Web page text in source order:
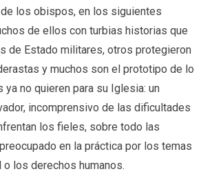
los obispos, en los siguientes
de ellos con turbias historias que
de Estado militares, otros protegieron
y muchos son el prototipo de lo
no quieren para su Iglesia: un
incomprensivo de las dificultades
los fieles, sobre todo las
en la práctica por los temas
los derechos humanos.